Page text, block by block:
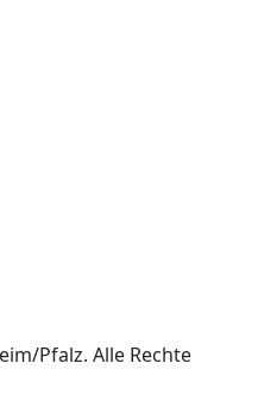
Pfalz. Alle Rechte